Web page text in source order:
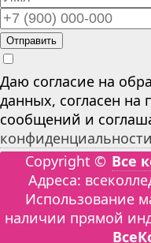
Отправить
Даю согласие на
данных, согласен
сообщений и
конфиденциальности
Copyright © Все
Адреса:
Использование
наличии прямой